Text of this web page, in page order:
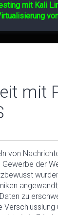
mit Kali
mit
von
der
zu
Verschlüsslung